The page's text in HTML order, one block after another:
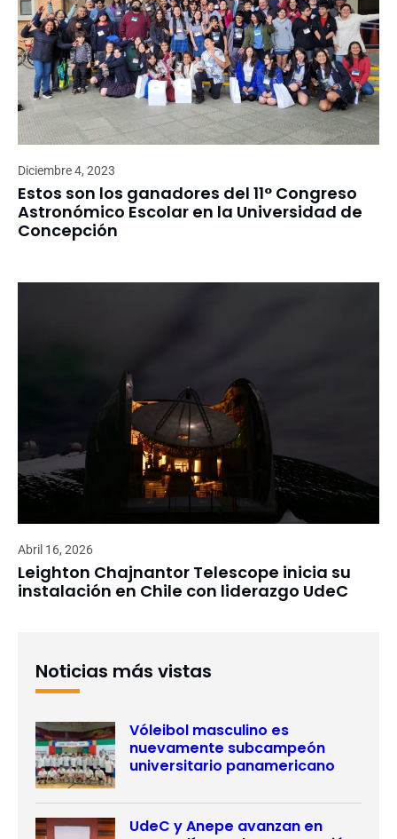
Diciembre 4, 2023
Estos son los ganadores del 11° Congreso
Astronómico Escolar en la Universidad de
Concepción
Abril 16, 2026
Leighton Chajnantor Telescope inicia su
instalación en Chile con liderazgo UdeC
Noticias más vistas
Vóleibol masculino es
nuevamente subcampeón
universitario panamericano
UdeC y Anepe avanzan en